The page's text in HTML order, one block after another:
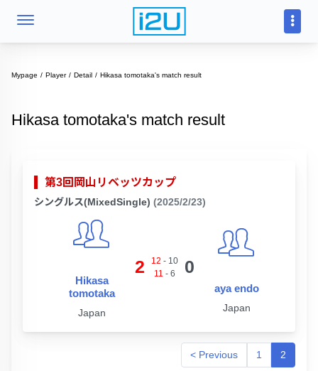
Mypage Player Detail Hikasa tomotaka's match result
Hikasa tomotaka's match result
第3回岡山リベッツカップ
シングルス(MixedSingle) (2025/2/23)
Hikasa
tomotaka
Japan
2 12 - 10
11 - 6 0
aya endo
Japan
< Previous 1 2